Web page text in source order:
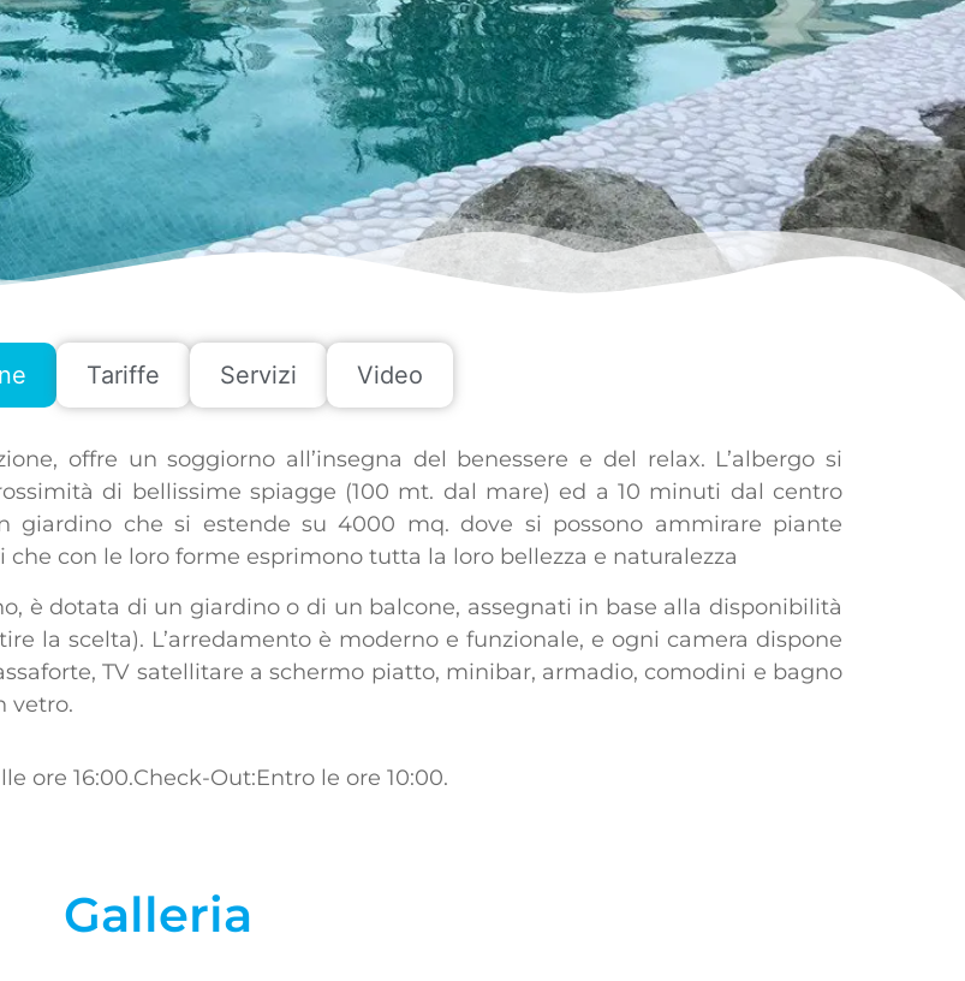
Tariffe Servizi Video
offre un soggiorno all’insegna del benessere e del relax. L’albergo si
di bellissime spiagge (100 mt. dal mare) ed a 10 minuti dal centro
giardino che si estende su 4000 mq. dove si possono ammirare piante
con le loro forme esprimono tutta la loro bellezza e naturalezza
è dotata di un giardino o di un balcone, assegnati in base alla disponibilità
la scelta). L’arredamento è moderno e funzionale, e ogni camera dispone
TV satellitare a schermo piatto, minibar, armadio, comodini e bagno
vetro.
ore 16:00.Check-Out:Entro le ore 10:00.
Galleria